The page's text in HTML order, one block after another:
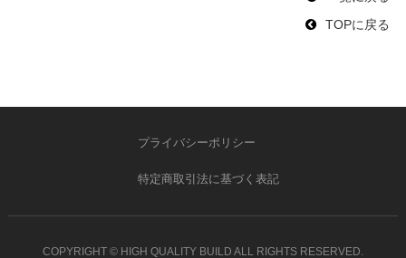
TOPに戻る
プライバシーポリシー
特定商取引法に基づく表記
COPYRIGHT © HIGH QUALITY BUILD ALL RIGHTS RESERVED.